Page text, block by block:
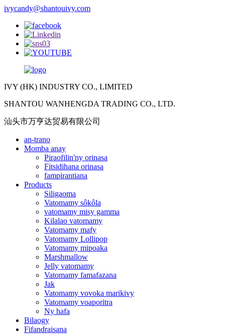
ivycandy@shantouivy.com
IVY (HK) INDUSTRY CO., LIMITED
SHANTOU WANHENGDA TRADING CO., LTD.
汕头市万亨达贸易有限公司
an-trano
Momba anay
Piraofilin'ny orinasa
Fitsidihana orinasa
fampirantiana
Products
Siligaoma
Vatomamy sôkôla
vatomamy misy gamma
Kilalao vatomamy
Vatomamy mafy
Vatomamy Lollipop
Vatomamy mipoaka
Marshmallow
Jelly vatomamy
Vatomamy famafazana
Jak
Vatomamy vovoka marikivy
Vatomamy voaporitra
Ny hafa
Bilaogy
Fifandraisana